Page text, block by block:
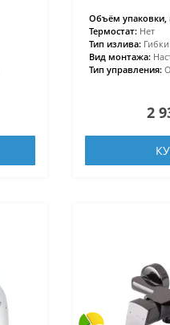
Объём упаковки,
Термостат: Нет
Тип излива:
Вид монтажа:
Тип управления:
2